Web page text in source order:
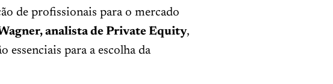
de profissionais para o mercado
analista de Private Equity,
essenciais para a escolha da